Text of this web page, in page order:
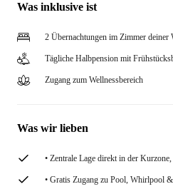
Was inklusive ist
2 Übernachtungen im Zimmer deiner
Tägliche Halbpension mit
Zugang zum Wellnessbereich
Was wir lieben
• Zentrale Lage direkt in der
• Gratis Zugang zu Pool, Whirlpool